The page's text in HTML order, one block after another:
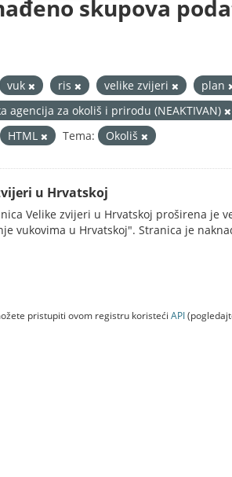
skupova
vuk ris velike zvijeri plan
agencija za okoliš i prirodu (NEAKTIVAN)
HTML Tema: Okoliš
u Hrvatskoj
Velike zvijeri u Hrvatskoj proširena je
vukovima u Hrvatskoj". Stranica je
pristupiti ovom registru koristeći API